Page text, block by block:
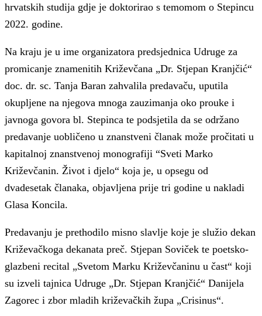
hrvatskih studija gdje je doktorirao s temomom o Stepincu
2022. godine.
Na kraju je u ime organizatora predsjednica Udruge za
promicanje znamenitih Križevčana „Dr. Stjepan Kranjčić“
doc. dr. sc. Tanja Baran zahvalila predavaču, uputila
okupljene na njegova mnoga zauzimanja oko prouke i
javnoga govora bl. Stepinca te podsjetila da se održano
predavanje uobličeno u znanstveni članak može pročitati u
kapitalnoj znanstvenoj monografiji “Sveti Marko
Križevčanin. Život i djelo“ koja je, u opsegu od
dvadesetak članaka, objavljena prije tri godine u nakladi
Glasa Koncila.
Predavanju je prethodilo misno slavlje koje je služio dekan
Križevačkoga dekanata preč. Stjepan Soviček te poetsko-
glazbeni recital „Svetom Marku Križevčaninu u čast“ koji
su izveli tajnica Udruge „Dr. Stjepan Kranjčić“ Danijela
Zagorec i zbor mladih križevačkih župa „Crisinus“.